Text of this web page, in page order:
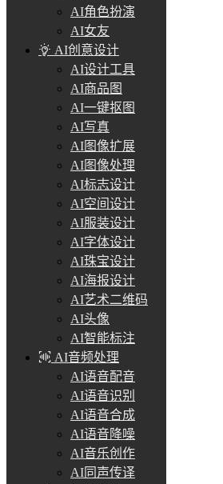
AI角色扮演
AI女友
AI创意设计
AI设计工具
AI商品图
AI一键抠图
AI写真
AI图像扩展
AI图像处理
AI标志设计
AI空间设计
AI服装设计
AI字体设计
AI珠宝设计
AI海报设计
AI艺术二维码
AI头像
AI智能标注
AI音频处理
AI语音配音
AI语音识别
AI语音合成
AI语音降噪
AI音乐创作
AI同声传译